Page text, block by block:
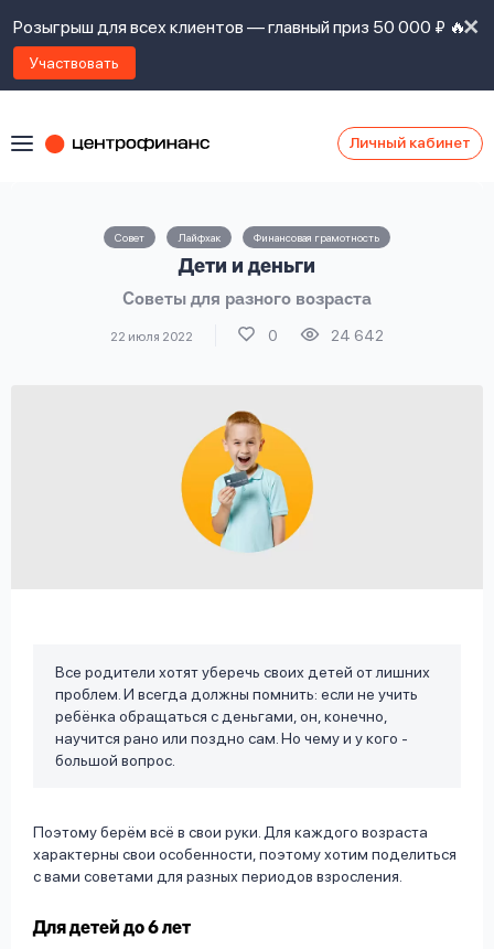
Розыгрыш для всех клиентов — главный приз 50 000 ₽ 🔥
Участвовать
Личный кабинет
Совет Лайфхак Финансовая грамотность
Дети и деньги
Советы для разного возраста
22 июля 2022 0 24 642
Все родители хотят уберечь своих детей от лишних
проблем. И всегда должны помнить: если не учить
ребёнка обращаться с деньгами, он, конечно,
научится рано или поздно сам. Но чему и у кого -
большой вопрос.
Поэтому берём всё в свои руки. Для каждого возраста
характерны свои особенности, поэтому хотим поделиться
с вами советами для разных периодов взросления.
Для детей до 6 лет
Оформить заявку
Ответы
на
вопросы
ознакомлен
правилами
займов,